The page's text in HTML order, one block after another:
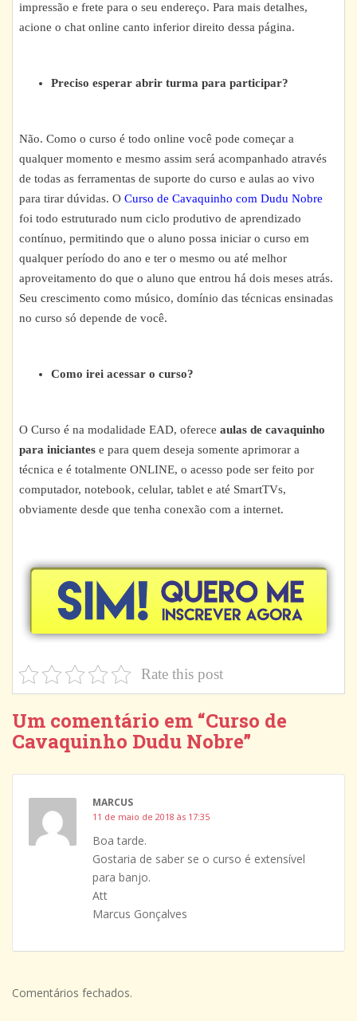
impressão e frete para o seu endereço. Para mais detalhes,
acione o chat online canto inferior direito dessa página.
Preciso esperar abrir turma para participar?
Não. Como o curso é todo online você pode começar a
qualquer momento e mesmo assim será acompanhado através
de todas as ferramentas de suporte do curso e aulas ao vivo
para tirar dúvidas. OCurso de Cavaquinho com Dudu Nobre
foi todo estruturado num ciclo produtivo de aprendizado
contínuo, permitindo que o aluno possa iniciar o curso em
qualquer período do ano e ter o mesmo ou até melhor
aproveitamento do que o aluno que entrou há dois meses atrás.
Seu crescimento como músico, domínio das técnicas ensinadas
no curso só depende de você.
Como irei acessar o curso?
O Curso é na modalidade EAD, ofereceaulas de cavaquinho
para iniciantes e para quem deseja somente aprimorar a
técnica e é totalmente ONLINE, o acesso pode ser feito por
computador, notebook, celular, tablet e até SmartTVs,
obviamente desde que tenha conexão com a internet.
Rate this post
Um comentário em “Curso de
Cavaquinho Dudu Nobre”
MARCUS
11 de maio de 2018 às 17:35
Boa tarde.
Gostaria de saber se o curso é extensível
para banjo.
Att
Marcus Gonçalves
Comentários fechados.